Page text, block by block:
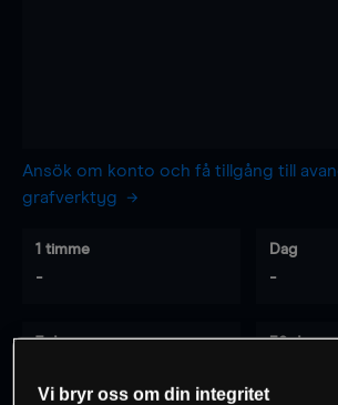
Ansök om konto och få tillgång till
grafverktyg
1 timme
-
Dag
-
7 dagar 30 dagar
Vi bryr oss om din integritet